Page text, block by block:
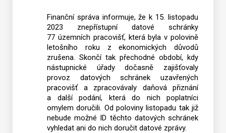
Finanční správa informuje, že k 15. listopadu
2023 znepřístupní datové schránky
77 územních pracovišť, která byla v polovině
letošního roku z ekonomických důvodů
zrušena. Skončí tak přechodné období, kdy
nástupnické úřady dočasně zajišťovaly
provoz datových schránek uzavřených
pracovišť a zpracovávaly daňová přiznání
a další podání, která do nich poplatníci
omylem doručili. Od poloviny listopadu tak již
nebude možné ID těchto datových schránek
vyhledat ani do nich doručit datové zprávy.